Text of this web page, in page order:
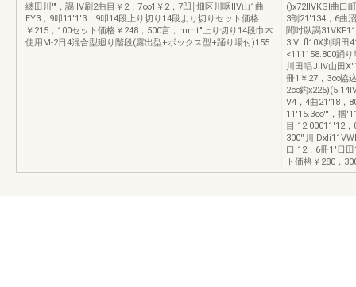
纏田川'"，謁IIV刷2曲目￥2，7∞1￥2，7凹￨畑区川咽IIV山1曲
EY3，9叩11'1'3，9叩14段上り切り14段より切りセット価格
￥215，100セット価格￥248，500言，mmt"上り切り14段巾木
使用M-2日4混合型廻り階段(露出型+ボックス型+踊り場付)155
()x72IIVKSl曲口
3剖21'134，6曲
聞吋臥謁
3IVLfl10X判明田
<111158.800踊
川田唱J.IV山田
冊1￥27，3∞協
2∞鈎
V4，4曲21'18，
11'15.3∞'''，掴
目'12.00011'12
300'"川
口'12，6冊1"日
ト価格￥280，